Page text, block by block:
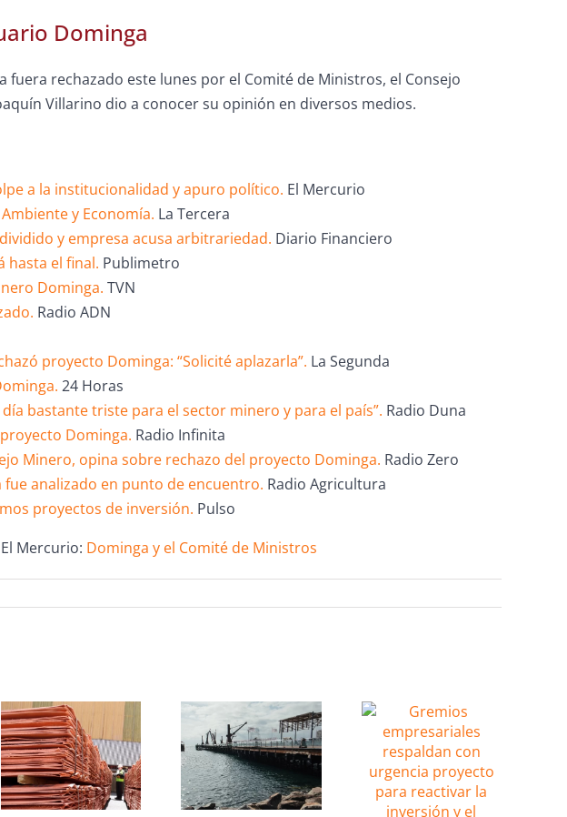
Dominga
rechazado este lunes por el Comité de Ministros, el Consejo
Villarino dio a conocer su opinión en diversos medios.
a la institucionalidad y apuro político. El Mercurio
y Economía. La Tercera
y empresa acusa arbitrariedad. Diario Financiero
hasta el final. Publimetro
Dominga. TVN
Radio ADN
proyecto Dominga: “Solicité aplazarla”. La Segunda
24 Horas
bastante triste para el sector minero y para el país”. Radio Duna
Dominga. Radio Infinita
Minero, opina sobre rechazo del proyecto Dominga. Radio Zero
analizado en punto de encuentro. Radio Agricultura
proyectos de inversión. Pulso
Mercurio: Dominga y el Comité de Ministros